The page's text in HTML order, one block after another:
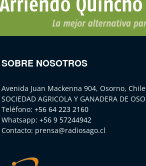
SOBRE NOSOTROS
Avenida Juan Mackenna 904, Osorno, Chile
SOCIEDAD AGRICOLA Y GANADERA DE
Teléfono: +56 64 223 2160
Whatsapp: +56 9 57244942
Contacto: prensa@radiosago.cl